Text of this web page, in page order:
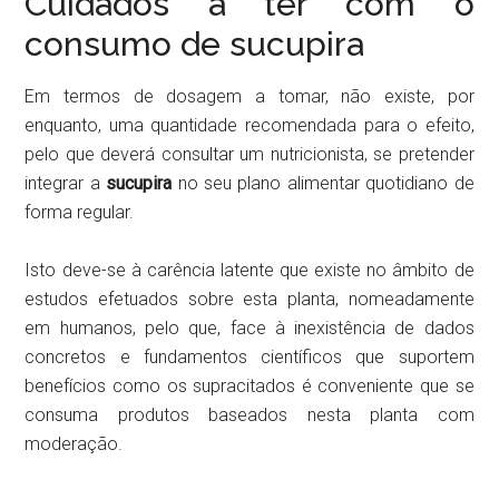
consumo de sucupira
Em termos de dosagem a tomar, não existe, por
enquanto, uma quantidade recomendada para o efeito,
pelo que deverá consultar um nutricionista, se pretender
integrar a sucupira no seu plano alimentar quotidiano de
forma regular.
Isto deve-se à carência latente que existe no âmbito de
estudos efetuados sobre esta planta, nomeadamente
em humanos, pelo que, face à inexistência de dados
concretos e fundamentos científicos que suportem
benefícios como os supracitados é conveniente que se
consuma produtos baseados nesta planta com
moderação.